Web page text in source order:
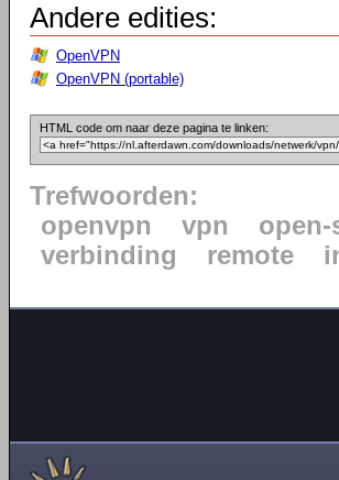
Andere edities:
OpenVPN
OpenVPN (portable)
HTML code om naar deze pagina te linken:
Trefwoorden:
openvpn
vpn open-
verbinding
remote